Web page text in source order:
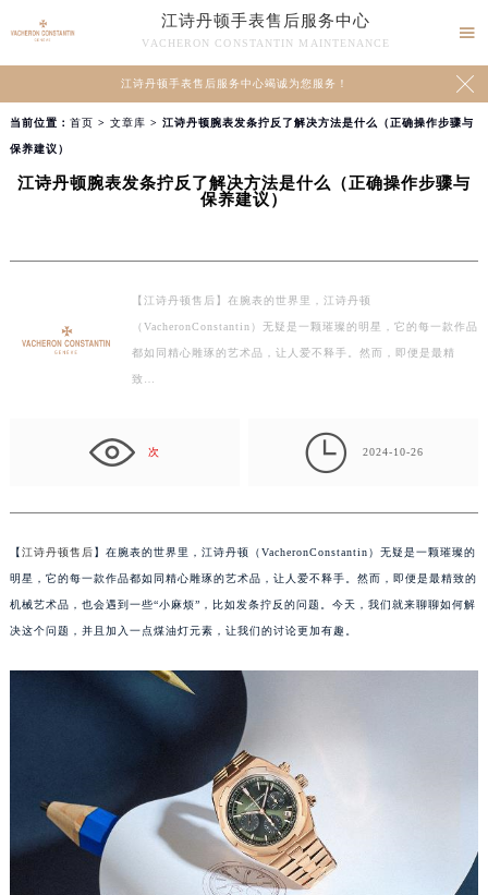
江诗丹顿手表售后服务中心
VACHERON CONSTANTIN MAINTENANCE

江诗丹顿手表售后服务中心竭诚为您服务！ 
当前位置： 首页 > 文章库 > 江诗丹顿腕表发条拧反了解决方法是什么（正确操作步骤与
保养建议）
江诗丹顿腕表发条拧反了解决方法是什么（正确操作步骤与
保养建议）
【江诗丹顿售后】在腕表的世界里，江诗丹顿
（VacheronConstantin）无疑是一颗璀璨的明星，它的每一款作品
都如同精心雕琢的艺术品，让人爱不释手。然而，即便是最精
致…
次  2024-10-26
【江诗丹顿售后】在腕表的世界里，江诗丹顿（VacheronConstantin）无疑是一颗璀璨的
明星，它的每一款作品都如同精心雕琢的艺术品，让人爱不释手。然而，即便是最精致的
机械艺术品，也会遇到一些“小麻烦”，比如发条拧反的问题。今天，我们就来聊聊如何解
决这个问题，并且加入一点煤油灯元素，让我们的讨论更加有趣。